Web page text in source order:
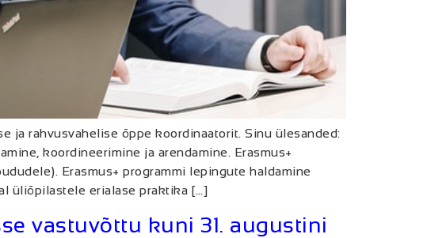
ja rahvusvahelise õppe koordinaatorit. Sinu ülesanded:
koordineerimine ja arendamine. Erasmus+
Erasmus+ programmi lepingute haldamine
üliõpilastele erialase praktika […]
vastuvõttu kuni 31. augustini